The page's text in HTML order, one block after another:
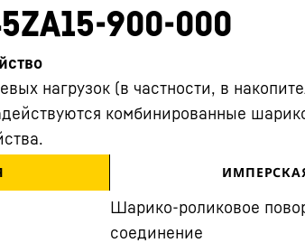
900-000
нагрузок (в частности, в
комбинированные
Шарико-роликовое
соединение